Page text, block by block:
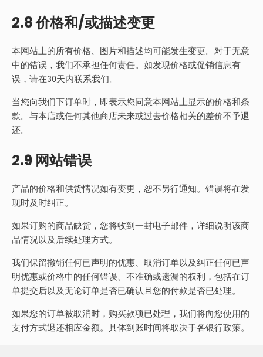
2.8 价格和/或描述变更
本网站上的所有价格、图片和描述均可能发生变更。对于无意
中的错误，我们不承担任何责任。如发现价格或促销信息有
误，请在30天内联系我们。
当您向我们下订单时，即表示您同意本网站上显示的价格和条
款。与本店或任何其他商店未来或过去价格相关的差价不予退
还。
2.9 网站错误
产品的价格和供货情况如有变更，恕不另行通知。错误将在发
现时及时纠正。
如果订购的商品缺货，您将收到一封电子邮件，详细说明该商
品情况以及后续处理方式。
我们保留撤销任何已声明的优惠、取消订单以及纠正任何已声
明优惠或价格中的任何错误、不准确或遗漏的权利，包括在订
单提交后以及无论订单是否已确认且您的付款是否已处理。
如果您的订单被取消时，购买款项已处理，我们将向您使用的
支付方式退还相应金额。具体到账时间将取决于各银行政策。